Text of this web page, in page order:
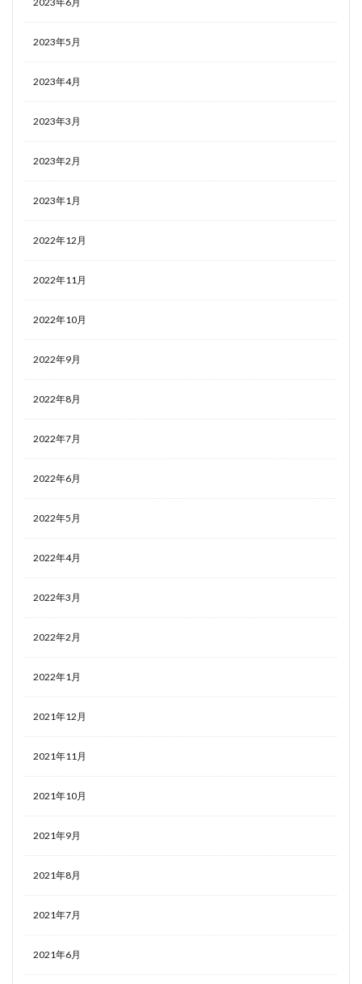
2023年5月
2023年4月
2023年3月
2023年2月
2023年1月
2022年12月
2022年11月
2022年10月
2022年9月
2022年8月
2022年7月
2022年6月
2022年5月
2022年4月
2022年3月
2022年2月
2022年1月
2021年12月
2021年11月
2021年10月
2021年9月
2021年8月
2021年7月
2021年6月